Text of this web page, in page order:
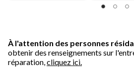
À l'attention des personnes
obtenir des renseignements sur
réparation, cliquez ici.